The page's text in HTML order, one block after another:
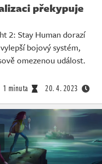
překypuje
2: Stay Human dorazí
bojový systém,
omezenou událost.
1 minuta 20. 4. 2023